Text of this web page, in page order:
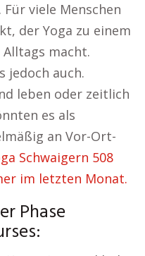
viele Menschen
der Yoga zu einem
macht.
jedoch auch.
leben oder zeitlich
es als
an Vor-Ort-
Schwaigern 508
im letzten Monat.
Phase